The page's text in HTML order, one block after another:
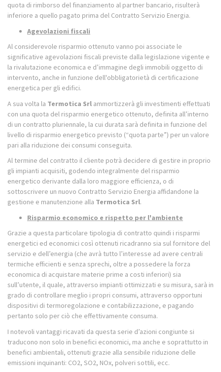
quota di rimborso del finanziamento al partner bancario, risulterà
inferiore a quello pagato prima del Contratto Servizio Energia.
Agevolazioni fiscali
Al considerevole risparmio ottenuto vanno poi associate le
significative agevolazioni fiscali previste dalla legislazione vigente e
la rivalutazione economica e d’immagine degli immobili oggetto di
intervento, anche in funzione dell'obbligatorietà di certificazione
energetica per gli edifici.
A sua volta la Termotica Srl ammortizzerà gli investimenti effettuati
con una quota del risparmio energetico ottenuto, definita all’interno
di un contratto pluriennale, la cui durata sarà definita in funzione del
livello di risparmio energetico previsto (“quota parte”) per un valore
pari alla riduzione dei consumi conseguita.
Al termine del contratto il cliente potrà decidere di gestire in proprio
gli impianti acquisiti, godendo integralmente del risparmio
energetico derivante dalla loro maggiore efficienza, o di
sottoscrivere un nuovo Contratto Servizio Energia affidandone la
gestione e manutenzione alla Termotica Srl.
Risparmio economico e rispetto per l'ambiente
Grazie a questa particolare tipologia di contratto quindi i risparmi
energetici ed economici così ottenuti ricadranno sia sul fornitore del
servizio e dell’energia (che avrà tutto l’interesse ad avere centrali
termiche efficienti e senza sprechi, oltre a possedere la forza
economica di acquistare materie prime a costi inferiori) sia
sull’utente, il quale, attraverso impianti ottimizzati e su misura, sarà in
grado di controllare meglio i propri consumi, attraverso opportuni
dispositivi di termoregolazione e contabilizzazione, e pagando
pertanto solo per ciò che effettivamente consuma.
I notevoli vantaggi ricavati da questa serie d’azioni congiunte si
traducono non solo in benefici economici, ma anche e soprattutto in
benefici ambientali, ottenuti grazie alla sensibile riduzione delle
emissioni inquinanti: CO2, SO2, NOx, polveri sottili, ecc.